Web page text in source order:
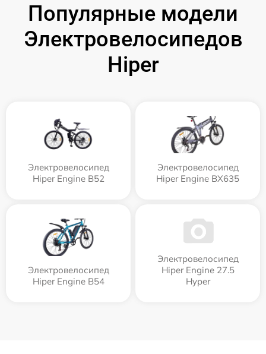
Популярные модели
Электровелосипедов
Hiper
Электровелосипед
Hiper Engine B52
Электровелосипед
Hiper Engine BX635
Электровелосипед
Hiper Engine B54
Электровелосипед
Hiper Engine 27.5
Нyper